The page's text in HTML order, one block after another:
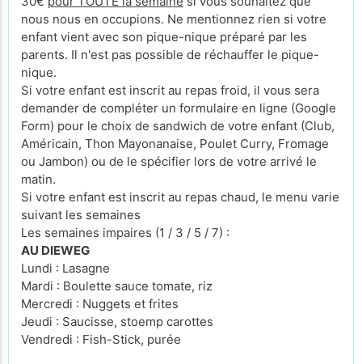
nous nous en occupions. Ne mentionnez rien si votre
enfant vient avec son pique-nique préparé par les
parents. Il n'est pas possible de réchauffer le pique-
nique.
Si votre enfant est inscrit au repas froid, il vous sera
demander de compléter un formulaire en ligne (Google
Form) pour le choix de sandwich de votre enfant (Club,
Américain, Thon Mayonanaise, Poulet Curry, Fromage
ou Jambon) ou de le spécifier lors de votre arrivé le
matin.
Si votre enfant est inscrit au repas chaud, le menu varie
suivant les semaines
Les semaines impaires (1 / 3 / 5 / 7) :
AU DIEWEG
Lundi : Lasagne
Mardi : Boulette sauce tomate, riz
Mercredi : Nuggets et frites
Jeudi : Saucisse, stoemp carottes
Vendredi : Fish-Stick, purée